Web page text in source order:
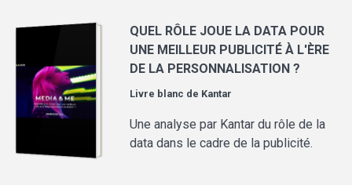
QUEL RÔLE JOUE LA DATA POUR
UNE MEILLEUR PUBLICITÉ À L'ÈRE
DE LA PERSONNALISATION ?
Livre blanc de Kantar
Une analyse par Kantar du rôle de la
data dans le cadre de la publicité.